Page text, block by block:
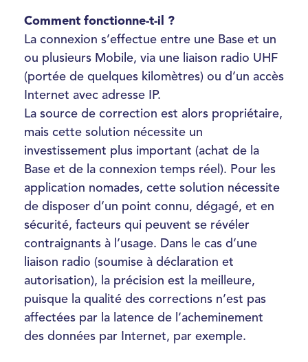
Comment fonctionne-t-il ?
La connexion s’effectue entre une Base et un
ou plusieurs Mobile, via une liaison radio UHF
(portée de quelques kilomètres) ou d’un accès
Internet avec adresse IP.
La source de correction est alors propriétaire,
mais cette solution nécessite un
investissement plus important (achat de la
Base et de la connexion temps réel). Pour les
application nomades, cette solution nécessite
de disposer d’un point connu, dégagé, et en
sécurité, facteurs qui peuvent se révéler
contraignants à l’usage. Dans le cas d’une
liaison radio (soumise à déclaration et
autorisation), la précision est la meilleure,
puisque la qualité des corrections n’est pas
affectées par la latence de l’acheminement
des données par Internet, par exemple.